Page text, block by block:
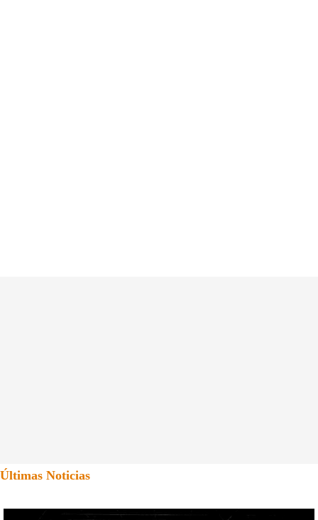
Últimas Noticias